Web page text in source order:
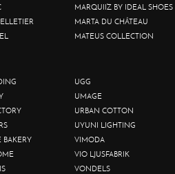
MARQUIIZ BY IDEAL SHOES
MARTA DU CHÂTEAU
MATEUS COLLECTION
BAKERY
UGG
UMAGE
URBAN COTTON
UYUNI LIGHTING
VIMODA
VIO LJUSFABRIK
VONDELS